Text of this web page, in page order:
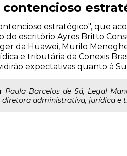
contencioso
estratégico", que
do escritório Ayres Britto
da Huawei, Murilo
e tributária da Conexis
expectativas quanto à
Paula Barcelos de Sá, Legal
diretora administrativa, jurídica e